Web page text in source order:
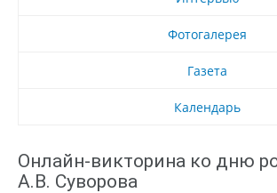
Фотогалерея
Газета
Календарь
Онлайн-викторина ко дню
А.В. Суворова